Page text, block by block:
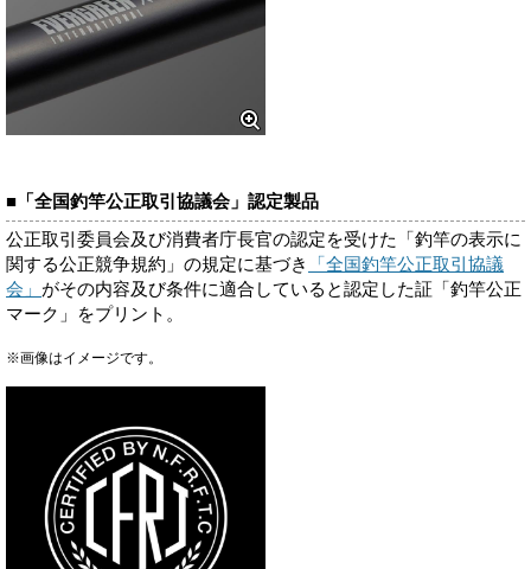
■「全国釣竿公正取引協議会」認定製品
公正取引委員会及び消費者庁長官の認定を受けた「釣竿の表示に
関する公正競争規約」の規定に基づき
「全国釣竿公正取引協議
会」 がその内容及び条件に適合していると認定した証「釣竿公正
マーク」をプリント。
※画像はイメージです。